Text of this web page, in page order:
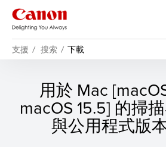
支援 搜索 下載
用於 Mac
macOS 15.5] 的掃
與公用程式版本